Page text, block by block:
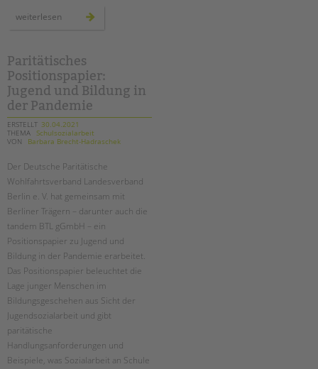
weiterlesen
Paritätisches
Positionspapier:
Jugend und Bildung in
der Pandemie
ERSTELLT 30.04.2021
THEMA Schulsozialarbeit
VON
Barbara Brecht-Hadraschek
Der Deutsche Paritätische
Wohlfahrtsverband Landesverband
Berlin e. V. hat gemeinsam mit
Berliner Trägern – darunter auch die
tandem BTL gGmbH – ein
Positionspapier zu Jugend und
Bildung in der Pandemie erarbeitet.
Das Positionspapier beleuchtet die
Lage junger Menschen im
Bildungsgeschehen aus Sicht der
Jugendsozialarbeit und gibt
paritätische
Handlungsanforderungen und
Beispiele, was Sozialarbeit an Schule